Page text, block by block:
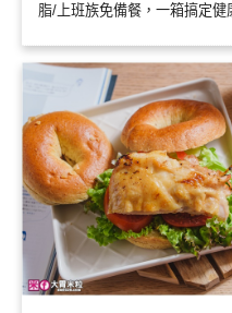
脂/上班族免備餐，一箱搞定健